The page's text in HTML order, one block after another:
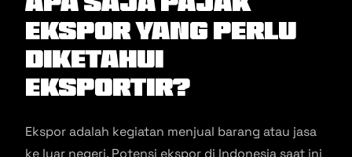
Ekspor Yang Perlu
Diketahui
Eksportir?
Ekspor adalah kegiatan menjual barang atau jasa
ke luar negeri. Potensi ekspor di Indonesia saat ini